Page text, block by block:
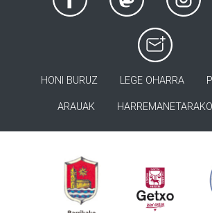
HONI BURUZ LEGE OHARRA
ARAUAK HARREMANETARAKO